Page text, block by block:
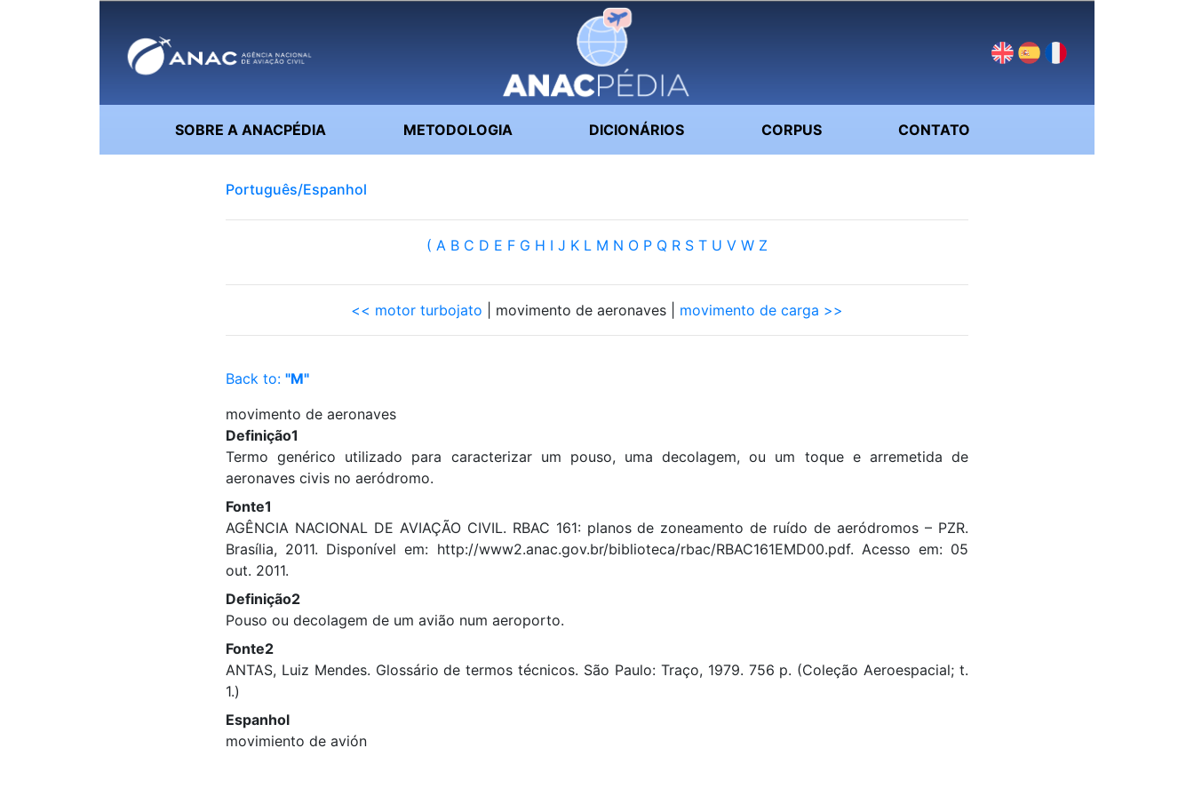
SOBRE A ANACPÉDIA METODOLOGIA DICIONÁRIOS CORPUS CONTATO
Português/Espanhol
( A B C D E F G H I J K L M N O P Q R S T U V W Z
<< motor turbojato | movimento de aeronaves | movimento de carga >>
Back to: "M"
movimento de aeronaves
Definição1
Termo genérico utilizado para caracterizar um pouso, uma decolagem, ou um toque e arremetida de
aeronaves civis no aeródromo.
Fonte1
AGÊNCIA NACIONAL DE AVIAÇÃO CIVIL. RBAC 161: planos de zoneamento de ruído de aeródromos – PZR.
Brasília, 2011. Disponível em: http://www2.anac.gov.br/biblioteca/rbac/RBAC161EMD00.pdf. Acesso em: 05
out. 2011.
Definição2
Pouso ou decolagem de um avião num aeroporto.
Fonte2
ANTAS, Luiz Mendes. Glossário de termos técnicos. São Paulo: Traço, 1979. 756 p. (Coleção Aeroespacial; t.
1.)
Espanhol
movimiento de avión